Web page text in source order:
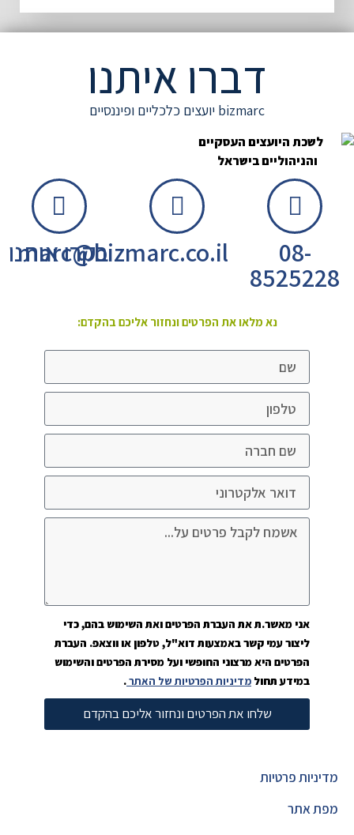
דברו איתנו
bizmarc יועצים כלכליים ופיננסיים
08-
8525228
marc@bizmarc.co.il
בקרו אותנו
נא מלאו את הפרטים ונחזור אליכם בהקדם:
אני מאשר.ת את העברת הפרטים ואת השימוש בהם, כדי
ליצור עמי קשר באמצעות דוא"ל, טלפון או ווצאפ. העברת
הפרטים היא מרצוני החופשי ועל מסירת הפרטים והשימוש
במידע תחול מדיניות הפרטיות של האתר.
שלחו את הפרטים ונחזור אליכם בהקדם
מדיניות פרטיות
מפת אתר